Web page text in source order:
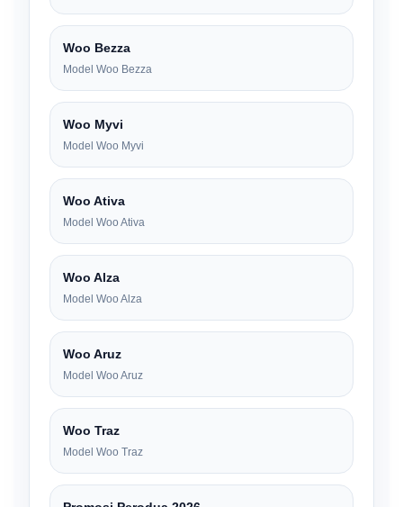
Woo Bezza
Model Woo Bezza
Woo Myvi
Model Woo Myvi
Woo Ativa
Model Woo Ativa
Woo Alza
Model Woo Alza
Woo Aruz
Model Woo Aruz
Woo Traz
Model Woo Traz